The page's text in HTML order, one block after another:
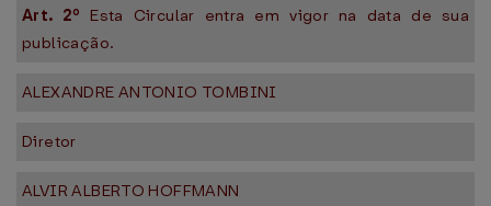
Art. 2º Esta Circular entra em vigor na data de sua
publicação.
ALEXANDRE ANTONIO TOMBINI
Diretor
ALVIR ALBERTO HOFFMANN